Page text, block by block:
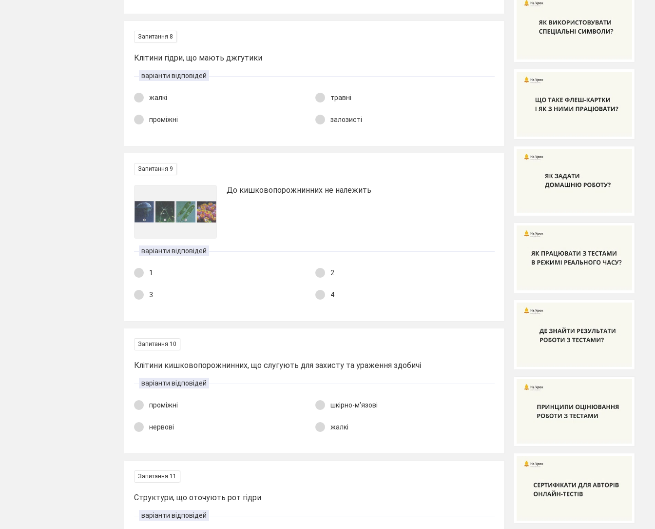
Запитання 8
Клітини гідри, що мають джгутики
варіанти відповідей
жалкі травні
проміжні залозисті
Запитання 9
До кишковопорожнинних не належить
варіанти відповідей
1 2
3 4
Запитання 10
Клітини кишковопорожнинних, що слугують для захисту та ураження здобичі
варіанти відповідей
проміжні шкірно-м'язові
нервові жалкі
Запитання 11
Структури, що оточують рот гідри
варіанти відповідей